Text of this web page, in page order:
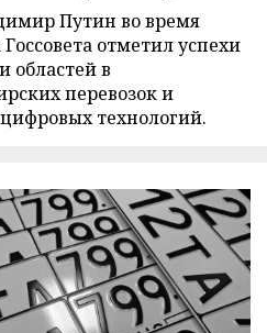
Путин во время
отметил успехи
областей в
перевозок и
технологий.